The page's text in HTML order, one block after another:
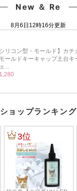
New ＆ Re
ショップランキング